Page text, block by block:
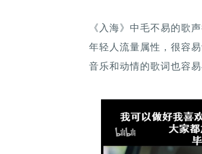
《入海》中毛不易的歌
年轻人流量属性，很容
音乐和动情的歌词也容